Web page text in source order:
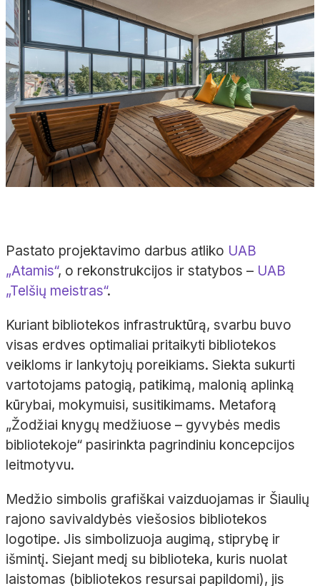
Pastato projektavimo darbus atliko UAB
„Atamis“, o rekonstrukcijos ir statybos – UAB
„Telšių meistras“.
Kuriant bibliotekos infrastruktūrą, svarbu buvo
visas erdves optimaliai pritaikyti bibliotekos
veikloms ir lankytojų poreikiams. Siekta sukurti
vartotojams patogią, patikimą, malonią aplinką
kūrybai, mokymuisi, susitikimams. Metaforą
„Žodžiai knygų medžiuose – gyvybės medis
bibliotekoje“ pasirinkta pagrindiniu koncepcijos
leitmotyvu.
Medžio simbolis grafiškai vaizduojamas ir Šiaulių
rajono savivaldybės viešosios bibliotekos
logotipe. Jis simbolizuoja augimą, stiprybę ir
išmintį. Siejant medį su biblioteka, kuris nuolat
laistomas (bibliotekos resursai papildomi), jis